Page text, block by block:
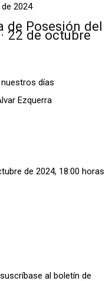
2024
de Posesión del
22 de octubre
días
Ezquerra
de 2024, 18:00 horas
al boletín de